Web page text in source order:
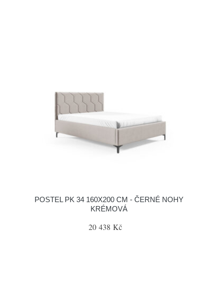
POSTEL PK 34 160X200 CM - ČERNÉ NOHY
KRÉMOVÁ
20 438 Kč